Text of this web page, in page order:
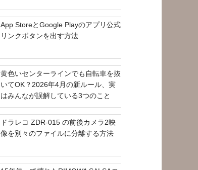
App StoreとGoogle Playのアプリ公式
リンクボタンを出す方法
黄色いセンターラインでも自転車を抜
いてOK？2026年4月の新ルール、実
はみんなが誤解している3つのこと
ドラレコ ZDR-015 の前後カメラ2映
像を別々のファイルに分離する方法